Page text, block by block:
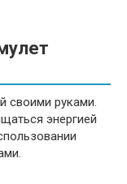
своими руками.
энергией